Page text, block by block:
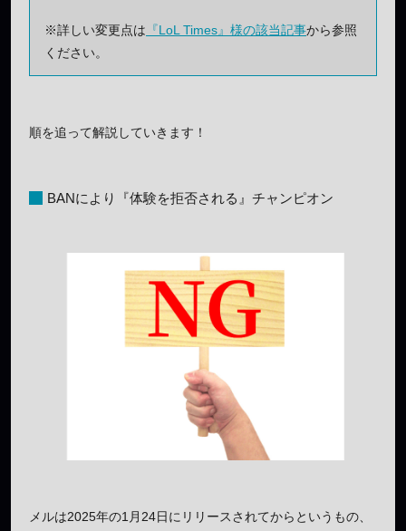
※詳しい変更点は 『LoL Times』様の該当記事から参照
ください。
順を追って解説していきます！
BANにより『体験を拒否される』チャンピオン
メルは2025年の1月24日にリリースされてからというもの、